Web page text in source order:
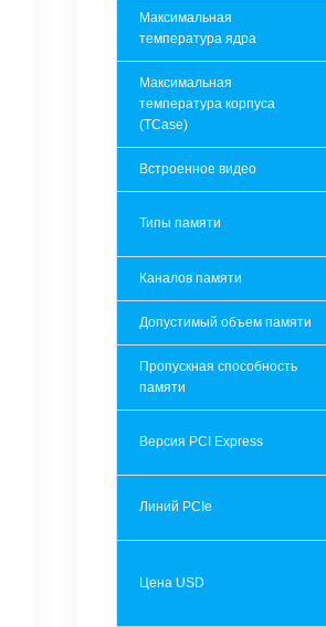
Максимальная
температура ядра
Максимальная
температура корпуса
(TCase)
Встроенное видео
Типы памяти
Каналов памяти
Допустимый объем памяти
Пропускная способность
памяти
Версия PCI Express
Линий PCIe
Цена USD